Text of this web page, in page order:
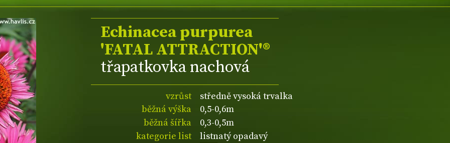
Echinacea purpurea
'FATAL ATTRACTION'®
třapatkovka nachová
vzrůst
středně vysoká trvalka
běžná výška
0,5-0,6m
běžná šířka
0,3-0,5m
kategorie list
listnatý opadavý